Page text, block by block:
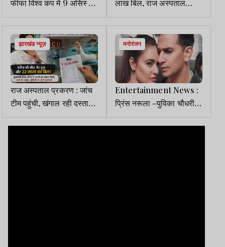
फीफा विश्व कप में 9 असिस्ट
कर तोड़ा डिएगो माराडोना का
रिकॉर्ड
लाख बिल, राज अस्पताल
प्रकरण में CM ने दिया जांच
का आदेश
झारखंड न्यूज़
राज अस्पताल प्रकरण : जांच
टीम पहुंची, खंगाल रही दस्तावेज
व मेडिकल रिकॉर्ड
मनोरंजन
Entertainment News :
प्रिंस नरूला -युविका चौधरी ने
इंस्टाग्राम पर किया एक-दूसरे
को अनफॉलो